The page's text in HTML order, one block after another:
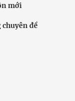
mới
đề